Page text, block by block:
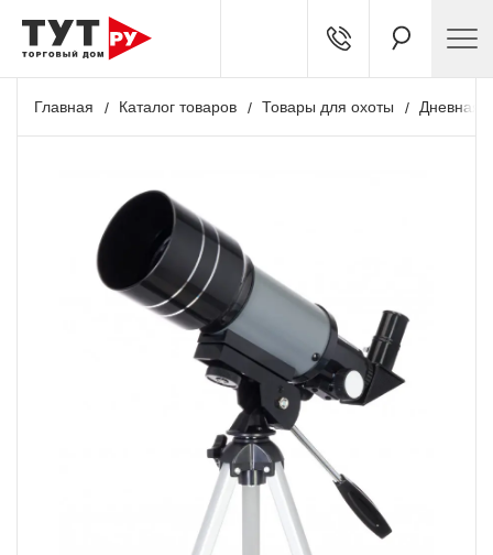
Главная Каталог товаров Товары для охоты Дневная